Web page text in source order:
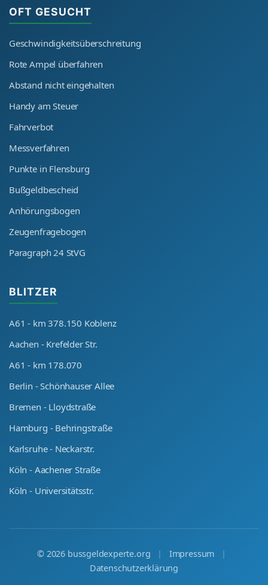
OFT GESUCHT
Geschwindigkeitsüberschreitung
Rote Ampel überfahren
Abstand nicht eingehalten
Handy am Steuer
Fahrverbot
Messverfahren
Punkte in Flensburg
Bußgeldbescheid
Anhörungsbogen
Zeugenfragebogen
Paragraph 24 StVG
BLITZER
A61 - km 378.150 Koblenz
Aachen - Krefelder Str.
A61 - km 178.070
Berlin - Schönhauser Allee
Bremen - Lloydstraße
Hamburg - Behringstraße
Karlsruhe - Neckarstr.
Köln - Aachener Straße
Köln - Universitätsstr.
© 2026 bussgeldexperte.org | Impressum
|
Datenschutzerklärung